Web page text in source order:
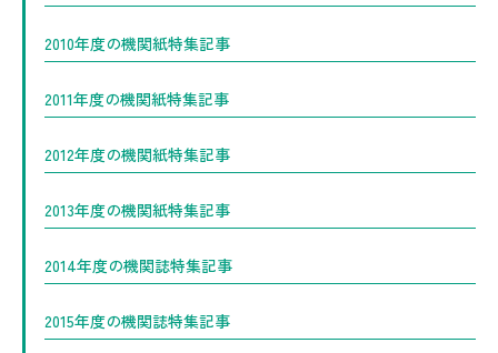
2010年度の機関紙特集記事
2011年度の機関紙特集記事
2012年度の機関紙特集記事
2013年度の機関紙特集記事
2014年度の機関誌特集記事
2015年度の機関誌特集記事